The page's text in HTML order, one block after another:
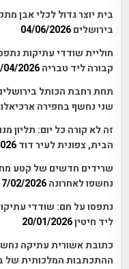
בית יוצר גדול לכלי אבן
בירושלים 04/06/2026
חוליית שודדי עתיקות
קבורה ליד טבריה 04/2026
תחת רחבת הכותל
שני נחשף בחפירה
זה לא קורה כל יום: תליון
הבית, צפונית לעיר דוד
שרידים חדשים של קטע
נחשפו לאחרונה 02/2026
נתפסו על חם: שודדי
ליד חיטין20/01/2026
כתובת אשורית עתיקה
ההתכתבות המלכותית של